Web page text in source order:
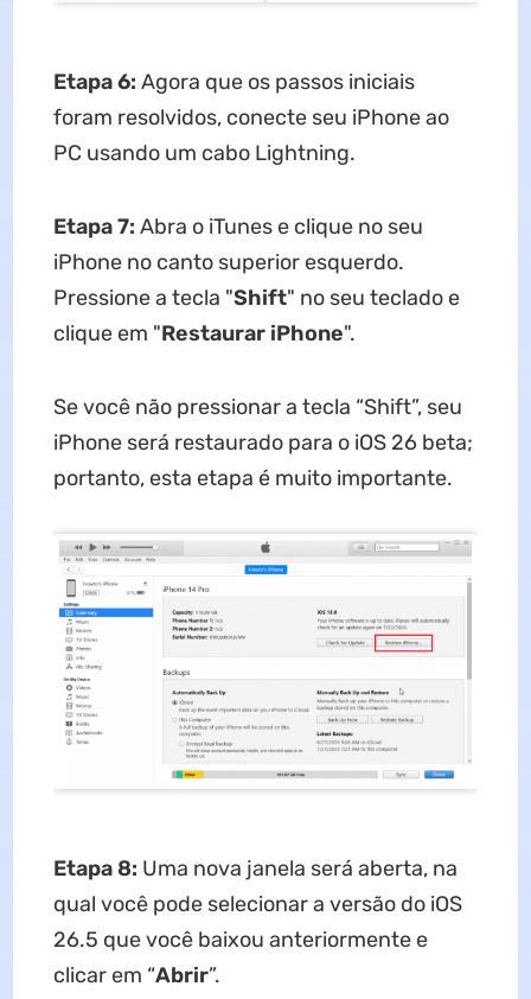
Etapa 6: Agora que os passos iniciais
foram resolvidos, conecte seu iPhone ao
PC usando um cabo Lightning.
Etapa 7: Abra o iTunes e clique no seu
iPhone no canto superior esquerdo.
Pressione a tecla "Shift" no seu teclado e
clique em "Restaurar iPhone".
Se você não pressionar a tecla “Shift”, seu
iPhone será restaurado para o iOS 26 beta;
portanto, esta etapa é muito importante.
Etapa 8: Uma nova janela será aberta, na
qual você pode selecionar a versão do iOS
26.5 que você baixou anteriormente e
clicar em “Abrir”.